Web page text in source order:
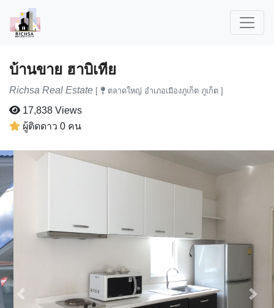
บ้านขาย ฮาบิเทีย
Richsa Real Estate [ ตลาดใหญ่ อำเภอเมืองภูเก็ต ภูเก็ต ]
17,838 Views
ผู้ติดดาว 0 คน